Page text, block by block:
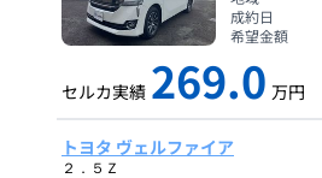
成約日
希望金額
セルカ実績 269.0 万円
トヨタ ヴェルファイア
２．５Ｚ